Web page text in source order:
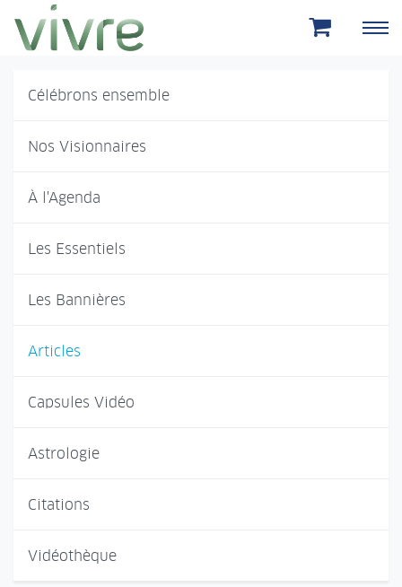
Aller au menu principal
Aller au contenu principal
Célébrons ensemble
Nos Visionnaires
À l'Agenda
Les Essentiels
Les Bannières
Articles
Capsules Vidéo
Astrologie
Citations
Vidéothèque